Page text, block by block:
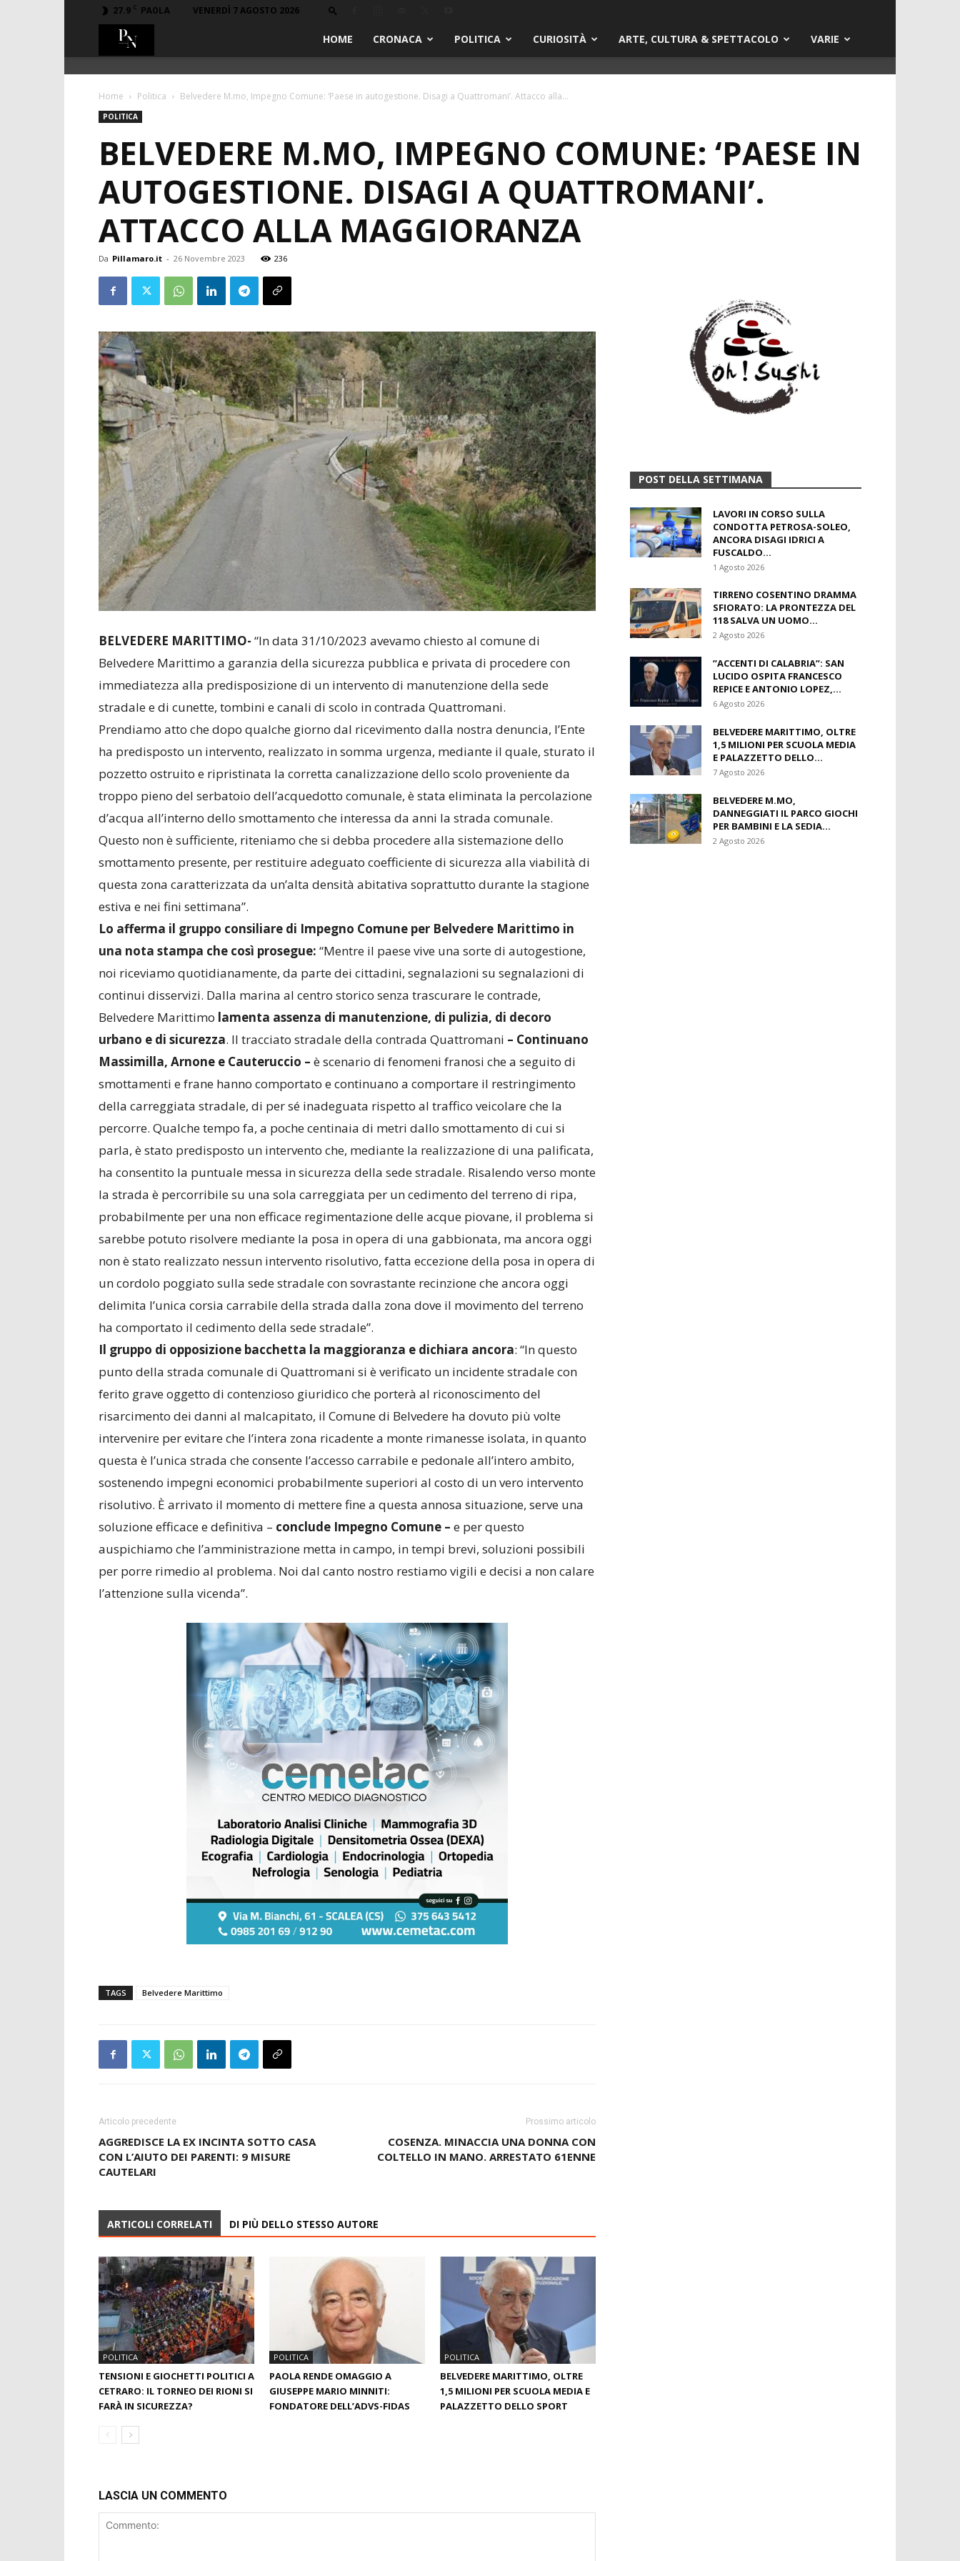
27.9 C PAOLA VENERDÌ 7 AGOSTO 2026
HOME CRONACA POLITICA CURIOSITÀ ARTE, CULTURA & SPETTACOLO VARIE
Home Politica Belvedere M.mo, Impegno Comune: ‘Paese in autogestione. Disagi a Quattromani’. Attacco alla...
POLITICA
BELVEDERE M.MO, IMPEGNO COMUNE: ‘PAESE IN
AUTOGESTIONE. DISAGI A QUATTROMANI’.
ATTACCO ALLA MAGGIORANZA
Da Pillamaro.it - 26 Novembre 2023 236
BELVEDERE MARITTIMO- “In data 31/10/2023 avevamo chiesto al comune di
Belvedere Marittimo a garanzia della sicurezza pubblica e privata di procedere con
immediatezza alla predisposizione di un intervento di manutenzione della sede
stradale e di cunette, tombini e canali di scolo in contrada Quattromani.
Prendiamo atto che dopo qualche giorno dal ricevimento dalla nostra denuncia, l’Ente
ha predisposto un intervento, realizzato in somma urgenza, mediante il quale, sturato il
pozzetto ostruito e ripristinata la corretta canalizzazione dello scolo proveniente da
troppo pieno del serbatoio dell’acquedotto comunale, è stata eliminata la percolazione
d’acqua all’interno dello smottamento che interessa da anni la strada comunale.
Questo non è sufficiente, riteniamo che si debba procedere alla sistemazione dello
smottamento presente, per restituire adeguato coefficiente di sicurezza alla viabilità di
questa zona caratterizzata da un’alta densità abitativa soprattutto durante la stagione
estiva e nei fini settimana”.
Lo afferma il gruppo consiliare di Impegno Comune per Belvedere Marittimo in
una nota stampa che così prosegue: “Mentre il paese vive una sorte di autogestione,
noi riceviamo quotidianamente, da parte dei cittadini, segnalazioni su segnalazioni di
continui disservizi. Dalla marina al centro storico senza trascurare le contrade,
Belvedere Marittimo lamenta assenza di manutenzione, di pulizia, di decoro
urbano e di sicurezza. Il tracciato stradale della contrada Quattromani – Continuano
Massimilla, Arnone e Cauteruccio – è scenario di fenomeni franosi che a seguito di
smottamenti e frane hanno comportato e continuano a comportare il restringimento
della carreggiata stradale, di per sé inadeguata rispetto al traffico veicolare che la
percorre. Qualche tempo fa, a poche centinaia di metri dallo smottamento di cui si
parla, è stato predisposto un intervento che, mediante la realizzazione di una palificata,
ha consentito la puntuale messa in sicurezza della sede stradale. Risalendo verso monte
la strada è percorribile su una sola carreggiata per un cedimento del terreno di ripa,
probabilmente per una non efficace regimentazione delle acque piovane, il problema si
sarebbe potuto risolvere mediante la posa in opera di una gabbionata, ma ancora oggi
non è stato realizzato nessun intervento risolutivo, fatta eccezione della posa in opera di
un cordolo poggiato sulla sede stradale con sovrastante recinzione che ancora oggi
delimita l’unica corsia carrabile della strada dalla zona dove il movimento del terreno
ha comportato il cedimento della sede stradale”.
Il gruppo di opposizione bacchetta la maggioranza e dichiara ancora: “In questo
punto della strada comunale di Quattromani si è verificato un incidente stradale con
ferito grave oggetto di contenzioso giuridico che porterà al riconoscimento del
risarcimento dei danni al malcapitato, il Comune di Belvedere ha dovuto più volte
intervenire per evitare che l’intera zona ricadente a monte rimanesse isolata, in quanto
questa è l’unica strada che consente l’accesso carrabile e pedonale all’intero ambito,
sostenendo impegni economici probabilmente superiori al costo di un vero intervento
risolutivo. È arrivato il momento di mettere fine a questa annosa situazione, serve una
soluzione efficace e definitiva – conclude Impegno Comune – e per questo
auspichiamo che l’amministrazione metta in campo, in tempi brevi, soluzioni possibili
per porre rimedio al problema. Noi dal canto nostro restiamo vigili e decisi a non calare
l’attenzione sulla vicenda”.
TAGS Belvedere Marittimo
Articolo precedente
AGGREDISCE LA EX INCINTA SOTTO CASA
CON L’AIUTO DEI PARENTI: 9 MISURE
CAUTELARI
Prossimo articolo
COSENZA. MINACCIA UNA DONNA CON
COLTELLO IN MANO. ARRESTATO 61ENNE
ARTICOLI CORRELATI DI PIÙ DELLO STESSO AUTORE
POLITICA
TENSIONI E GIOCHETTI POLITICI A
CETRARO: IL TORNEO DEI RIONI SI
FARÀ IN SICUREZZA?
POLITICA
PAOLA RENDE OMAGGIO A
GIUSEPPE MARIO MINNITI:
FONDATORE DELL’ADVS-FIDAS
POLITICA
BELVEDERE MARITTIMO, OLTRE
1,5 MILIONI PER SCUOLA MEDIA E
PALAZZETTO DELLO SPORT
LASCIA UN COMMENTO
POST DELLA SETTIMANA
LAVORI IN CORSO SULLA
CONDOTTA PETROSA-SOLEO,
ANCORA DISAGI IDRICI A
FUSCALDO...
1 Agosto 2026
TIRRENO COSENTINO DRAMMA
SFIORATO: LA PRONTEZZA DEL
118 SALVA UN UOMO...
2 Agosto 2026
​”ACCENTI DI CALABRIA”: SAN
LUCIDO OSPITA FRANCESCO
REPICE E ANTONIO LOPEZ,...
6 Agosto 2026
BELVEDERE MARITTIMO, OLTRE
1,5 MILIONI PER SCUOLA MEDIA
E PALAZZETTO DELLO...
7 Agosto 2026
BELVEDERE M.MO,
DANNEGGIATI IL PARCO GIOCHI
PER BAMBINI E LA SEDIA...
2 Agosto 2026